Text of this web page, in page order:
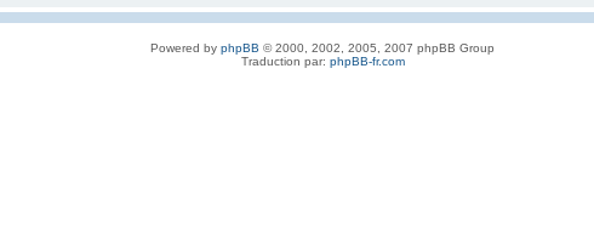
Powered by phpBB © 2000, 2002, 2005, 2007 phpBB Group
Traduction par: phpBB-fr.com